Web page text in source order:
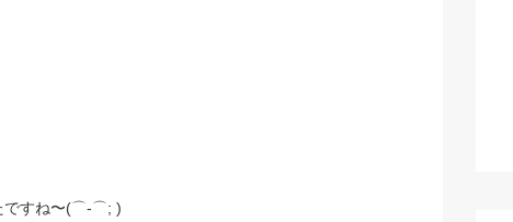
ですね〜(⌒-⌒; )